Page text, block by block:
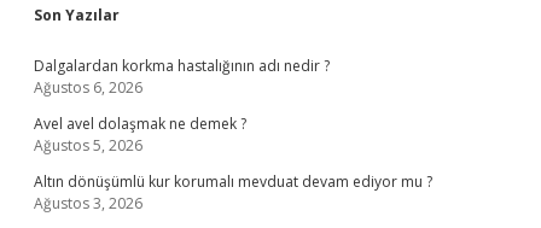
Sidebar
Son Yazılar
Dalgalardan korkma hastalığının adı nedir ?
Ağustos 6, 2026
Avel avel dolaşmak ne demek ?
Ağustos 5, 2026
Altın dönüşümlü kur korumalı mevduat devam ediyor mu ?
Ağustos 3, 2026